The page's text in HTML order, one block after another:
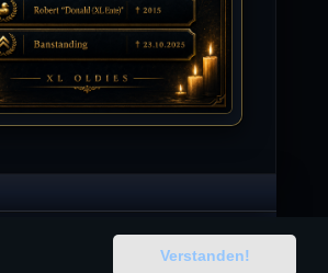
Verstanden!
Hallo meine Lieben!
Isimiyaki
10.07.2026 / 00:34
Alles gute chickpea